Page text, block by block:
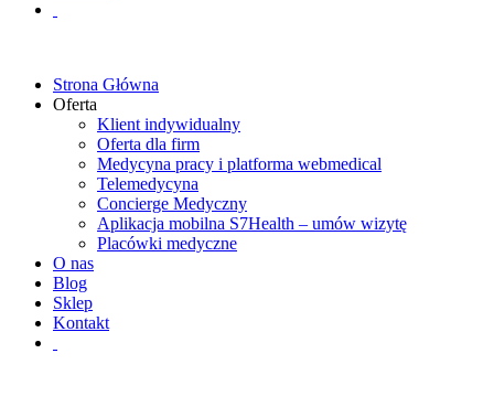
Strona Główna
Oferta
Klient indywidualny
Oferta dla firm
Medycyna pracy i platforma webmedical
Telemedycyna
Concierge Medyczny
Aplikacja mobilna S7Health – umów wizytę
Placówki medyczne
O nas
Blog
Sklep
Kontakt